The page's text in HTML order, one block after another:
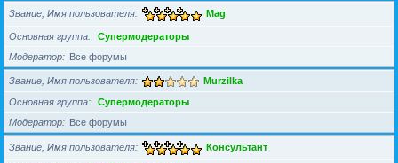
Звание, Имя пользователя Mag
Основная группа
Супермодераторы
Модератор
Все форумы
Звание, Имя пользователя Murzilka
Основная группа
Супермодераторы
Модератор
Все форумы
Звание, Имя пользователя Консультант